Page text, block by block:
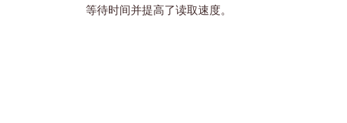
等待时间并提高了读取速度。